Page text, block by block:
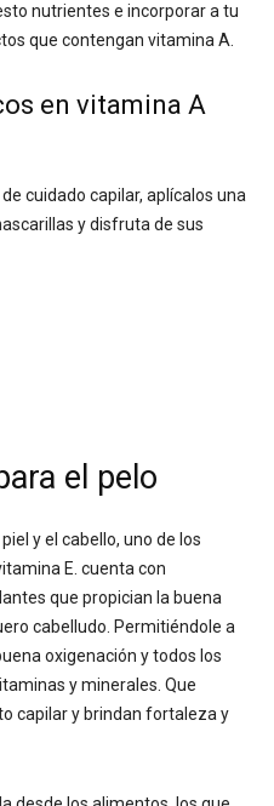
nutrientes e incorporar a tu
que contengan vitamina A.
en vitamina A
cuidado capilar, aplícalos una
y disfruta de sus
el pelo
y el cabello, uno de los
E. cuenta con
que propician la buena
cabelludo. Permitiéndole a
oxigenación y todos los
y minerales. Que
capilar y brindan fortaleza y